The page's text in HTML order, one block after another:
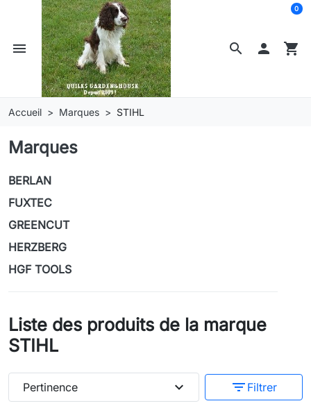
search
menu  shopping_cart
0
Accueil Marques STIHL
Marques
BERLAN
FUXTEC
GREENCUT
HERZBERG
HGF TOOLS
Liste des produits de la marque
STIHL
Pertinence expand_more filter_list Filtrer